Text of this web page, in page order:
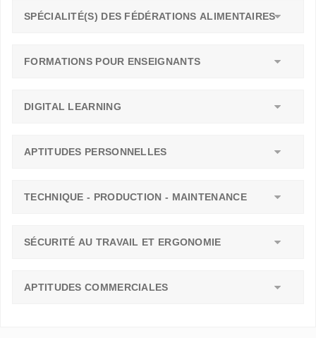
SPÉCIALITÉ(S) DES FÉDÉRATIONS ALIMENTAIRES
FORMATIONS POUR ENSEIGNANTS
DIGITAL LEARNING
APTITUDES PERSONNELLES
TECHNIQUE - PRODUCTION - MAINTENANCE
SÉCURITÉ AU TRAVAIL ET ERGONOMIE
APTITUDES COMMERCIALES